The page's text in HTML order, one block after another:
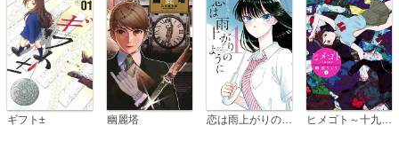
ギフト± 幽麗塔 ヒメゴト～十九歳の制服～